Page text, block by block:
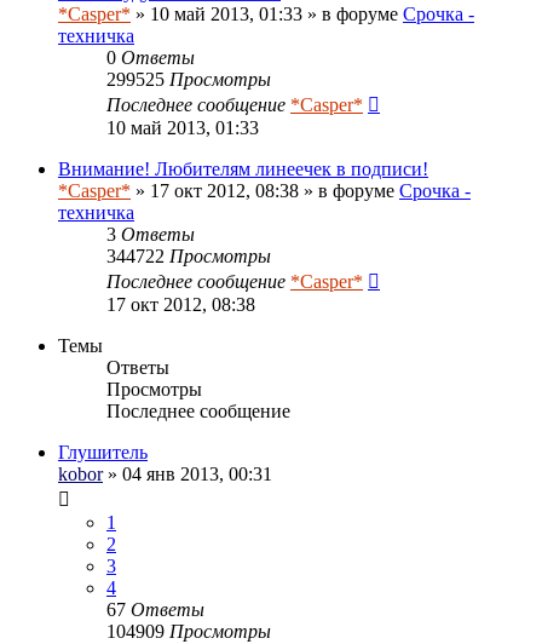
*Casper* » 10 май 2013, 01:33 » в форуме Срочка -
техничка
0 Ответы
299525 Просмотры
Последнее сообщение *Casper*
10 май 2013, 01:33
Внимание! Любителям линеечек в подписи!
*Casper* » 17 окт 2012, 08:38 » в форуме Срочка -
техничка
3 Ответы
344722 Просмотры
Последнее сообщение *Casper*
17 окт 2012, 08:38
Темы
Ответы
Просмотры
Последнее сообщение
Глушитель
kobor» 04 янв 2013, 00:31
1
2
3
4
67 Ответы
104909 Просмотры